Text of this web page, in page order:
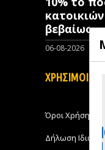
βεβαίωση
06-08-2026
ΧΡΗΣΙΜΟΙ
Όροι Χρήσης
Δήλωση